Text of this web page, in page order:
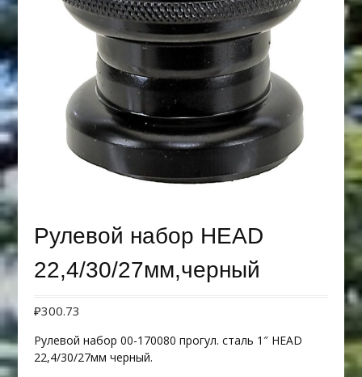
Рулевой набор HEAD
22,4/30/27мм,черный
₽300.73
Рулевой набор 00-170080 прогул. сталь 1″ HEAD
22,4/30/27мм черный.